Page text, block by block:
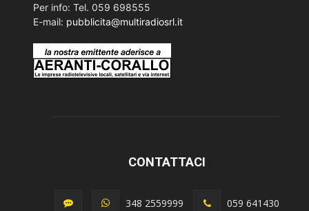
Per info: Tel. 059 698555
E-mail: pubblicita@multiradiosrl.it
CONTATTACI
348 2559999 059 641430